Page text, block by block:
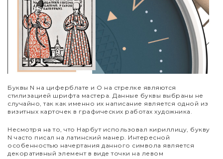
Буквы N на циферблате и O на стрелке являются
стилизацией шрифта мастера. Данные буквы выбраны не
случайно, так как именно их написание является одной из
визитных карточек в графических работах художника.
Несмотря на то, что Нарбут использовал кириллицу, букву
N часто писал на латинский манер. Интересной
особенностью начертания данного символа является
декоративный элемент в виде точки на левом